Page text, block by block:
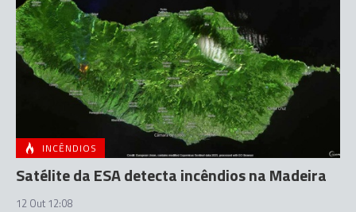
INCÊNDIOS
Satélite da ESA detecta incêndios na Madeira
12 Out 12:08